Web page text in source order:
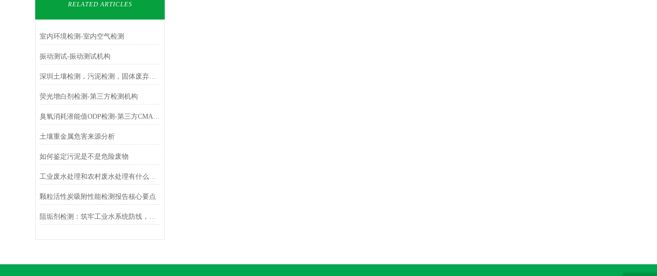
RELATED ARTICLES
室内环境检测-室内空气检测
振动测试-振动测试机构
深圳土壤检测，污泥检测，固体废弃物检测
荧光增白剂检测-第三方检测机构
臭氧消耗潜能值ODP检测-第三方CMA检测机构
土壤重金属危害来源分析
如何鉴定污泥是不是危险废物
工业废水处理和农村废水处理有什么区别？
颗粒活性炭吸附性能检测报告核心要点
阻垢剂检测：筑牢工业水系统防线，适配多领域水质稳定需求